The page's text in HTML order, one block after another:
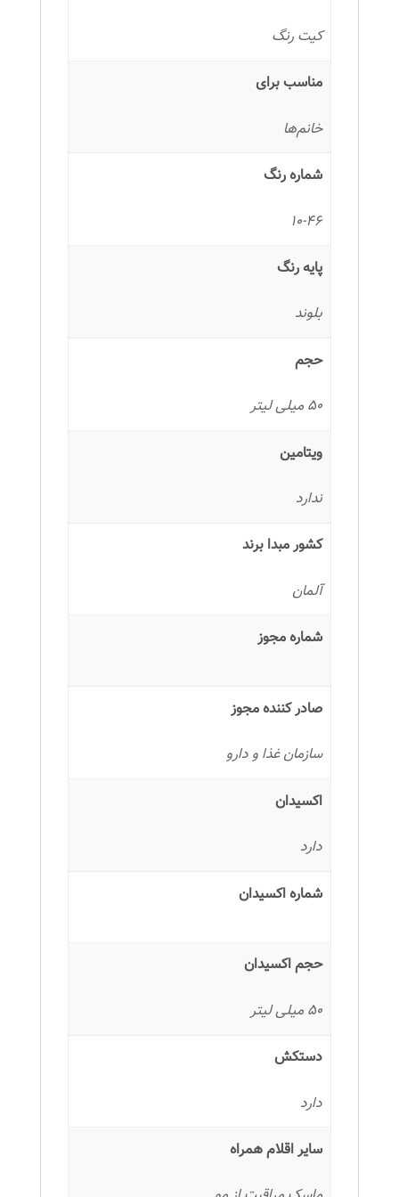
مجموعه
عددی
کیت رنگ
مناسب برای
خانم‌ها
شماره رنگ
10-46
پایه رنگ
بلوند
حجم
50 میلی لیتر
ویتامین
ندارد
کشور مبدا برند
آلمان
شماره مجوز
صادر کننده مجوز
سازمان غذا و دارو
اکسیدان
دارد
شماره اکسیدان
حجم اکسیدان
50 میلی لیتر
دستکش
دارد
سایر اقلام همراه